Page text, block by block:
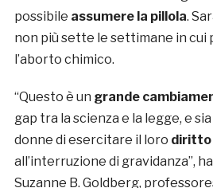
possibile assumere la pillola.
non più sette le settimane in
l’aborto chimico.
“Questo è un grande
gap tra la scienza e la legge, e
donne di esercitare il loro diritto
all’interruzione di gravidanza”,
Suzanne B. Goldberg,